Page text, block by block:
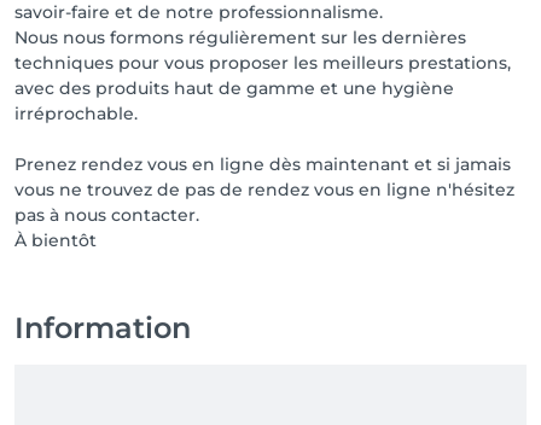
savoir-faire et de notre professionnalisme.
Nous nous formons régulièrement sur les dernières
techniques pour vous proposer les meilleurs prestations,
avec des produits haut de gamme et une hygiène
irréprochable.
Prenez rendez vous en ligne dès maintenant et si jamais
vous ne trouvez de pas de rendez vous en ligne n'hésitez
pas à nous contacter.
À bientôt
Information